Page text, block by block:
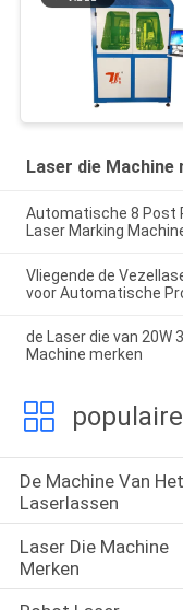
Laser die Machine
Automatische 8 Post
Laser Marking
Vliegende de
voor Automatische
de Laser die van 20W
Machine merken
De Machine Van Het
Laserlassen
Laser Die Machine
Merken